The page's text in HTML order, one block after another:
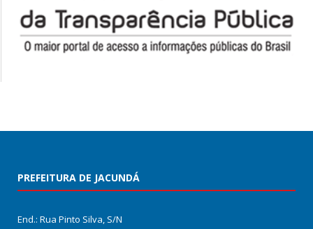
PREFEITURA DE JACUNDÁ
End.: Rua Pinto Silva, S/N